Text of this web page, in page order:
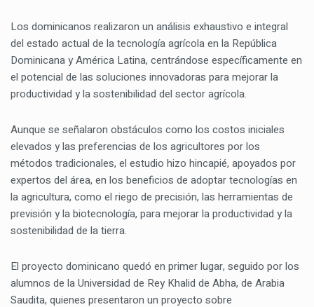
Los dominicanos realizaron un análisis exhaustivo e integral
del estado actual de la tecnología agrícola en la República
Dominicana y América Latina, centrándose específicamente en
el potencial de las soluciones innovadoras para mejorar la
productividad y la sostenibilidad del sector agrícola.
Aunque se señalaron obstáculos como los costos iniciales
elevados y las preferencias de los agricultores por los
métodos tradicionales, el estudio hizo hincapié, apoyados por
expertos del área, en los beneficios de adoptar tecnologías en
la agricultura, como el riego de precisión, las herramientas de
previsión y la biotecnología, para mejorar la productividad y la
sostenibilidad de la tierra.
El proyecto dominicano quedó en primer lugar, seguido por los
alumnos de la Universidad de Rey Khalid de Abha, de Arabia
Saudita, quienes presentaron un proyecto sobre